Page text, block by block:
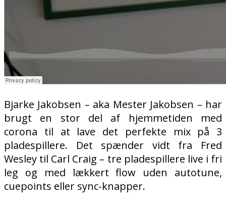
Bjarke Jakobsen – aka Mester Jakobsen – har
brugt en stor del af hjemmetiden med
corona til at lave det perfekte mix på 3
pladespillere. Det spænder vidt fra Fred
Wesley til Carl Craig – tre pladespillere live i fri
leg og med lækkert flow uden autotune,
cuepoints eller sync-knapper.